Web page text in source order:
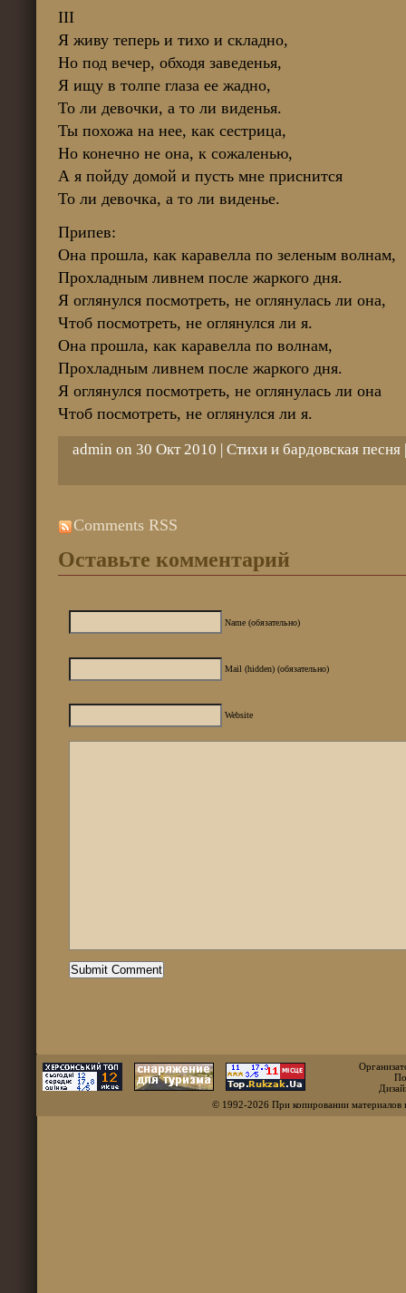
III
Я живу теперь и тихо и складно,
Но под вечер, обходя заведенья,
Я ищу в толпе глаза ее жадно,
То ли девочки, а то ли виденья.
Ты похожа на нее, как сестрица,
Но конечно не она, к сожаленью,
А я пойду домой и пусть мне приснится
То ли девочка, а то ли виденье.
Припев:
Она прошла, как каравелла по зеленым волнам,
Прохладным ливнем после жаркого дня.
Я оглянулся посмотреть, не оглянулась ли она,
Чтоб посмотреть, не оглянулся ли я.
Она прошла, как каравелла по волнам,
Пpохладным ливнем после жаpкого дня.
Я оглянулся посмотреть, не оглянулась ли она
Чтоб посмотреть, не оглянулся ли я.
admin on 30 Окт 2010 | Стихи и бардовская песня
Comments RSS
Оставьте комментарий
Name (обязательно)
Mail (hidden) (обязательно)
Website
© 1992-2026 При копировании материалов